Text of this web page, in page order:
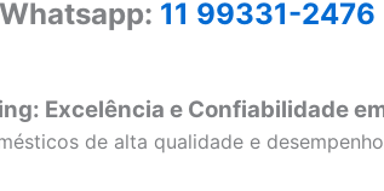
Whatsapp: 11 99331-2476
Excelência e Confiabilidade
de alta qualidade e